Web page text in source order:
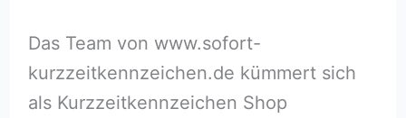
Das Team von www.sofort-
kurzzeitkennzeichen.de kümmert sich
als Kurzzeitkennzeichen Shop